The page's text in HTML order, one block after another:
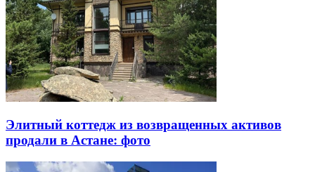
Элитный коттедж из возвращенных активов
продали в Астане: фото